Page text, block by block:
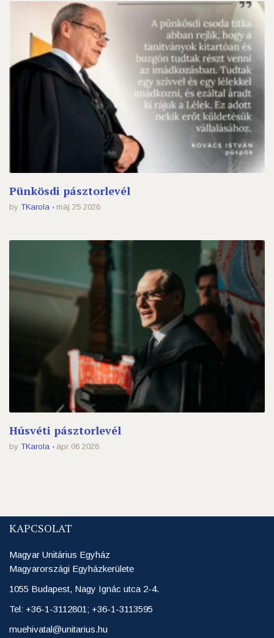
Pünkösdi pásztorlevél
by TKarola máj 25 2026
Húsvéti pásztorlevél
by TKarola ápr 06 2026
KAPCSOLAT
Magyar Unitárius Egyház
Magyarországi Egyházkerülete
1055 Budapest, Nagy Ignác utca 2-4.
Tel: +36-1-3112801; +36-1-3113595
muehivatal@unitarius.hu